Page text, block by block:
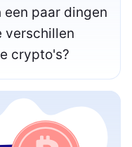
paar dingen
verschillen
crypto's?